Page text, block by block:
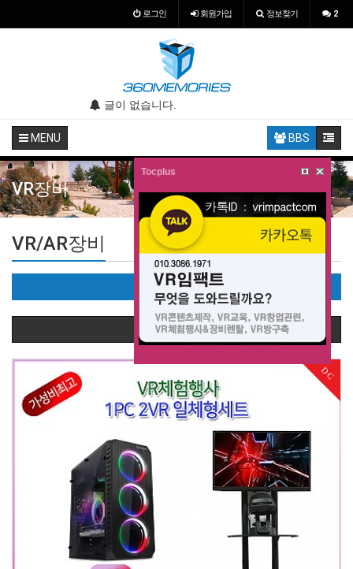
로그인 회원가입 정보찾기 2
글이 없습니다.
MENU BBS
VR장비
VR/AR장비
VR/AR장비(26)
상품정렬
DC
Tocplus